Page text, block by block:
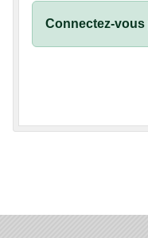
Connectez-vous